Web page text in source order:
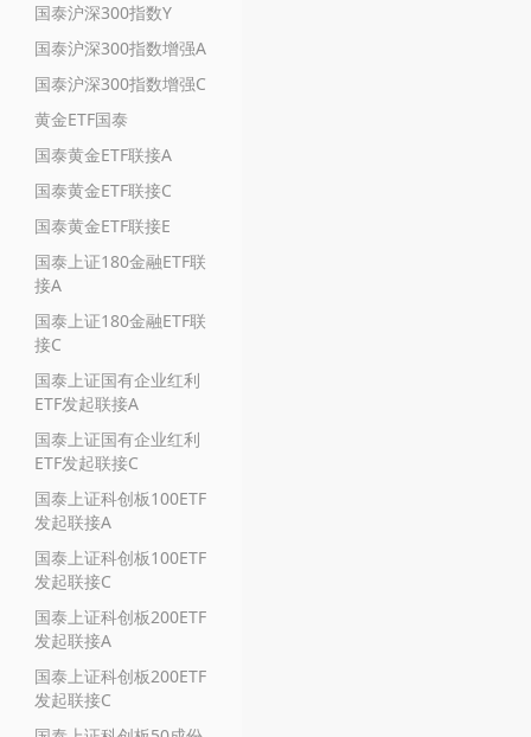
国泰沪深300指数Y
国泰沪深300指数增强A
国泰沪深300指数增强C
黄金ETF国泰
国泰黄金ETF联接A
国泰黄金ETF联接C
国泰黄金ETF联接E
国泰上证180金融ETF联
接A
国泰上证180金融ETF联
接C
国泰上证国有企业红利
ETF发起联接A
国泰上证国有企业红利
ETF发起联接C
国泰上证科创板100ETF
发起联接A
国泰上证科创板100ETF
发起联接C
国泰上证科创板200ETF
发起联接A
国泰上证科创板200ETF
发起联接C